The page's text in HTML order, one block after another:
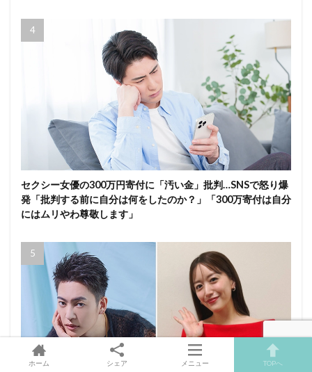
セクシー女優の300万円寄付に「汚い金」批判…SNSで怒り爆
発「批判する前に自分は何をしたのか？」「300万寄付は自分
にはムリやわ尊敬します」
ホーム シェア メニュー TOPへ